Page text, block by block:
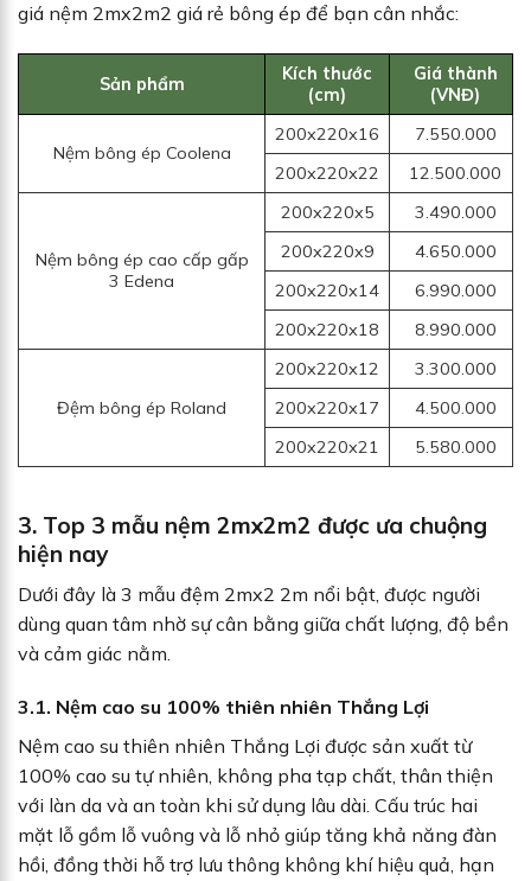
giá nệm 2mx2m2 giá rẻ bông ép để bạn cân nhắc:
Sản phẩm
Kích thước
(cm)
Giá thành
(VNĐ)
Nệm bông ép Coolena
200x220x16
7.550.000
200x220x22
12.500.000
Nệm bông ép cao cấp gấp
3 Edena
200x220x5
3.490.000
200x220x9
4.650.000
200x220x14
6.990.000
200x220x18
8.990.000
Đệm bông ép Roland
200x220x12
3.300.000
200x220x17
4.500.000
200x220x21
5.580.000
3. Top 3 mẫu nệm 2mx2m2 được ưa chuộng
hiện nay
Dưới đây là 3 mẫu đệm 2mx2 2m nổi bật, được người
dùng quan tâm nhờ sự cân bằng giữa chất lượng, độ bền
và cảm giác nằm.
3.1. Nệm cao su 100% thiên nhiên Thắng Lợi
Nệm cao su thiên nhiên Thắng Lợi được sản xuất từ
100% cao su tự nhiên, không pha tạp chất, thân thiện
với làn da và an toàn khi sử dụng lâu dài. Cấu trúc hai
mặt lỗ gồm lỗ vuông và lỗ nhỏ giúp tăng khả năng đàn
hồi, đồng thời hỗ trợ lưu thông không khí hiệu quả, hạn